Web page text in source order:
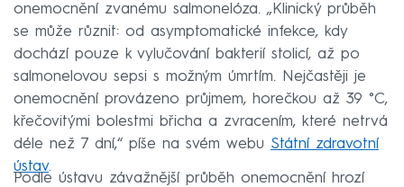
onemocnění zvanému salmonelóza. „Klinický průběh
se může různit: od asymptomatické infekce, kdy
dochází pouze k vylučování bakterií stolicí, až po
salmonelovou sepsi s možným úmrtím. Nejčastěji je
onemocnění provázeno průjmem, horečkou až 39 °C,
křečovitými bolestmi břicha a zvracením, které netrvá
déle než 7 dní,“ píše na svém webu Státní zdravotní
ústav.
Podle ústavu závažnější průběh onemocnění hrozí